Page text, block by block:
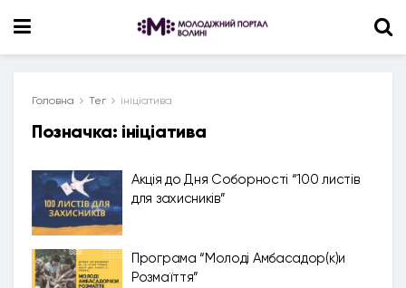
Головна Тег ініціатива
Позначка: ініціатива
Акція до Дня Соборності “100 листів
для захисників”
Програма “Молоді Амбасадор(к)и
Розмаїття”